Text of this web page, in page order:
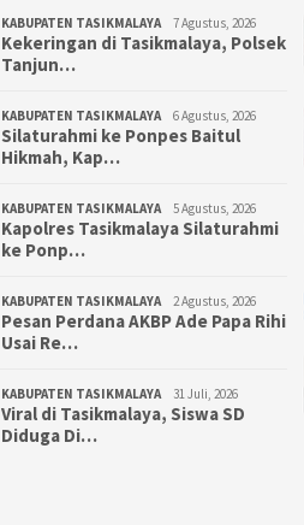
KABUPATEN TASIKMALAYA 7 Agustus, 2026
Kekeringan di Tasikmalaya, Polsek
Tanjun…
KABUPATEN TASIKMALAYA 6 Agustus, 2026
Silaturahmi ke Ponpes Baitul
Hikmah, Kap…
KABUPATEN TASIKMALAYA 5 Agustus, 2026
Kapolres Tasikmalaya Silaturahmi
ke Ponp…
KABUPATEN TASIKMALAYA 2 Agustus, 2026
Pesan Perdana AKBP Ade Papa Rihi
Usai Re…
KABUPATEN TASIKMALAYA 31 Juli, 2026
Viral di Tasikmalaya, Siswa SD
Diduga Di…